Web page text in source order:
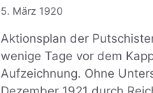
5. März 1920
Aktionsplan der
wenige Tage vor dem
Aufzeichnung. Ohne